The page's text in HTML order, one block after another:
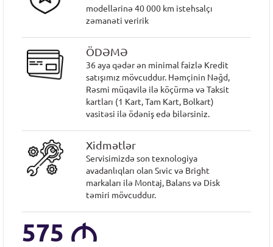
modellərinə 40 000 km istehsalçı
zəmanəti veririk
ÖDƏMƏ
36 aya qədər ən minimal faizlə Kredit
satışımız mövcuddur. Həmçinin Nəğd,
Rəsmi müqavilə ilə köçürmə və Taksit
kartları (1 Kart, Tam Kart, Bolkart)
vasitəsi ilə ödəniş edə bilərsiniz.
Xidmətlər
Servisimizdə son texnologiya
avadanlıqları olan Sıvic və Bright
markaları ilə Montaj, Balans və Disk
təmiri mövcuddur.
575 M